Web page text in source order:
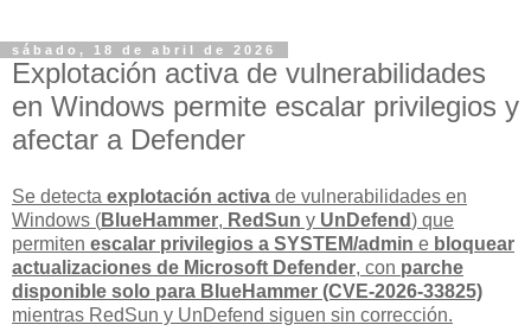
sábado, 18 de abril de 2026
Explotación activa de vulnerabilidades
en Windows permite escalar privilegios y
afectar a Defender
Se detecta explotación activa de vulnerabilidades en
Windows (BlueHammer, RedSun y UnDefend) que
permiten escalar privilegios a SYSTEM/admin e bloquear
actualizaciones de Microsoft Defender, con parche
disponible solo para BlueHammer (CVE-2026-33825)
mientras RedSun y UnDefend siguen sin corrección.